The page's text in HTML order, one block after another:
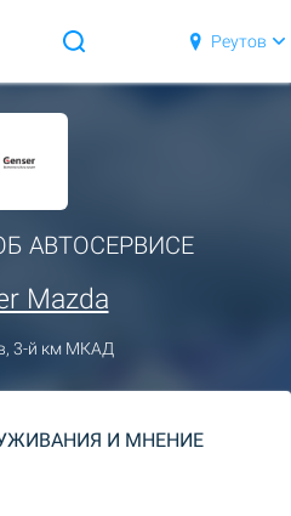
Реутов
АВТОСЕРВИСЕ
Mazda
3-й км МКАД
И МНЕНИЕ